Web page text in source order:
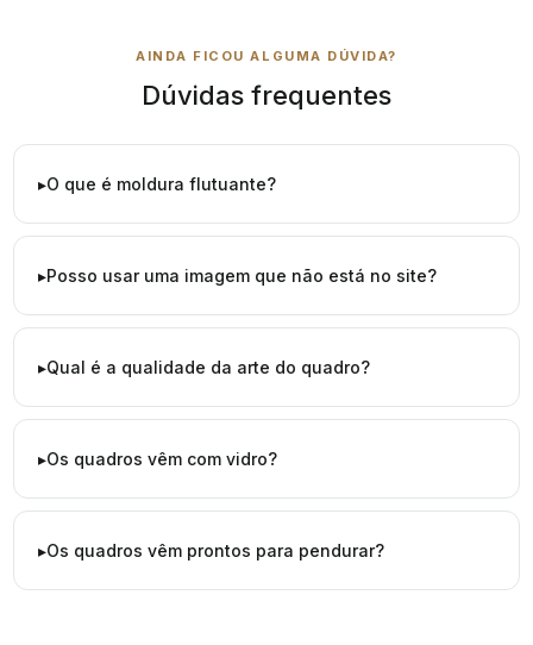
AINDA FICOU ALGUMA DÚVIDA?
Dúvidas frequentes
O que é moldura flutuante?
Posso usar uma imagem que não está no site?
Qual é a qualidade da arte do quadro?
Os quadros vêm com vidro?
Os quadros vêm prontos para pendurar?